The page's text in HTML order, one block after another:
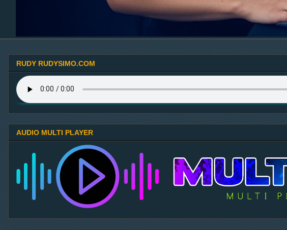
21. Mix Track 21 - DJ Edition
23. Mix Track 23 - DJ Edition
26. Mix Track 26 - DJ Edition
27. Mix Track 27 - DJ Edition
28. Mix Track 28 - DJ Edition
29. Mix Track 29 - DJ Edition
RUDY RUDYSIMO.COM
AUDIO MULTI PLAYER